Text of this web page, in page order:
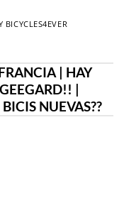
BICYCLES4EVER
| HAY
|
NUEVAS??